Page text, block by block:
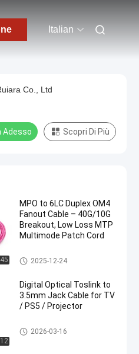
Italian
Co., Ltd
Adesso Scopri Di Più
MPO to 6LC Duplex OM4
Fanout Cable – 40G/10G
Breakout, Low Loss MTP
Multimode Patch Cord
Cavo della toppa della fibra di
MTP MPO
2025-12-24
Digital Optical Toslink to
3.5mm Jack Cable for TV
/ PS5 / Projector
audio adattatore ottico
2026-03-16